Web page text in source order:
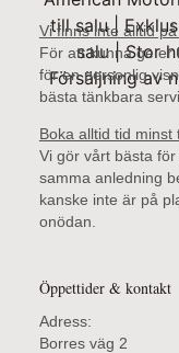
Vi finns inte alltid
För att kunna ge er
för en personlig
bästa tänkbara
Boka alltid tid minst
Vi gör vårt bästa
samma anledning
kanske inte är på
onödan.
Öppettider & kontakt
Adress:
Borres väg 2